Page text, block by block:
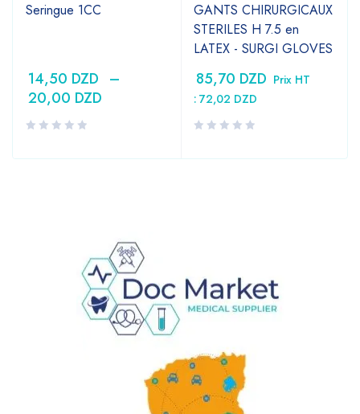
Seringue 1CC
14,50 DZD –
20,00 DZD
GANTS CHIRURGICAUX
STERILES H 7.5 en
LATEX - SURGI GLOVES
85,70 DZD Prix HT
: 72,02 DZD